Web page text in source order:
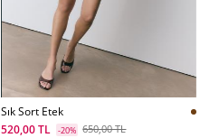
Sık Sort Etek
520,00 TL
-20% 650,00 TL